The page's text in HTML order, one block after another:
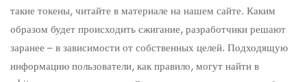
такие токены, читайте в материале на нашем сайте. Каким
образом будет происходить сжигание, разработчики решают
заранее – в зависимости от собственных целей. Подходящую
информацию пользователи, как правило, могут найти в